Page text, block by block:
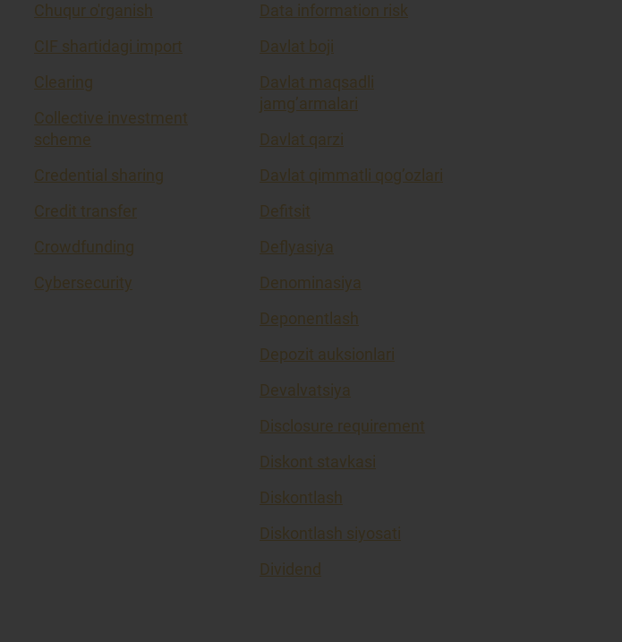
Chuqur o'rganish
CIF shartidagi import
Clearing
Collective investment
scheme
Credential sharing
Credit transfer
Crowdfunding
Cybersecurity
Data information risk
Davlat boji
Davlat maqsadli
jamg’armalari
Davlat qarzi
Davlat qimmatli qog’ozlari
Defitsit
Deflyasiya
Denominasiya
Deponentlash
Depozit auksionlari
Devalvatsiya
Disclosure requirement
Diskont stavkasi
Diskontlash
Diskontlash siyosati
Dividend